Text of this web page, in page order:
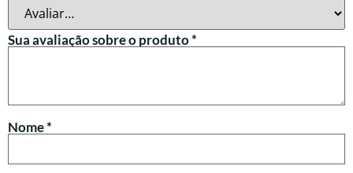
Sua avaliação sobre o produto*
Nome*